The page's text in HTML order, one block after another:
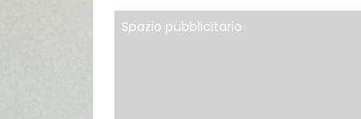
Spazio pubblicitario